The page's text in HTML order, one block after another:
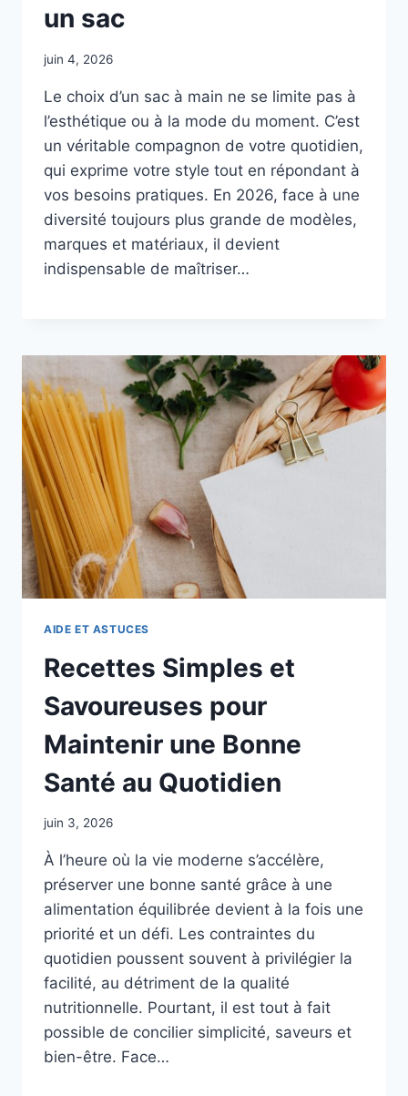
un sac
juin 4, 2026
Le choix d’un sac à main ne se limite pas à
l’esthétique ou à la mode du moment. C’est
un véritable compagnon de votre quotidien,
qui exprime votre style tout en répondant à
vos besoins pratiques. En 2026, face à une
diversité toujours plus grande de modèles,
marques et matériaux, il devient
indispensable de maîtriser…
AIDE ET ASTUCES
Recettes Simples et
Savoureuses pour
Maintenir une Bonne
Santé au Quotidien
juin 3, 2026
À l’heure où la vie moderne s’accélère,
préserver une bonne santé grâce à une
alimentation équilibrée devient à la fois une
priorité et un défi. Les contraintes du
quotidien poussent souvent à privilégier la
facilité, au détriment de la qualité
nutritionnelle. Pourtant, il est tout à fait
possible de concilier simplicité, saveurs et
bien-être. Face…